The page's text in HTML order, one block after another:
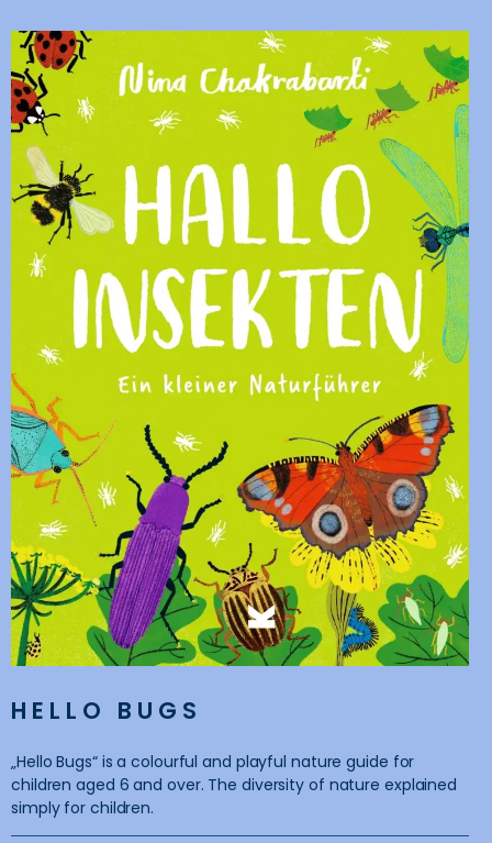
HELLO BUGS
„Hello Bugs“ is a colourful and playful nature guide for
children aged 6 and over. The diversity of nature explained
simply for children.